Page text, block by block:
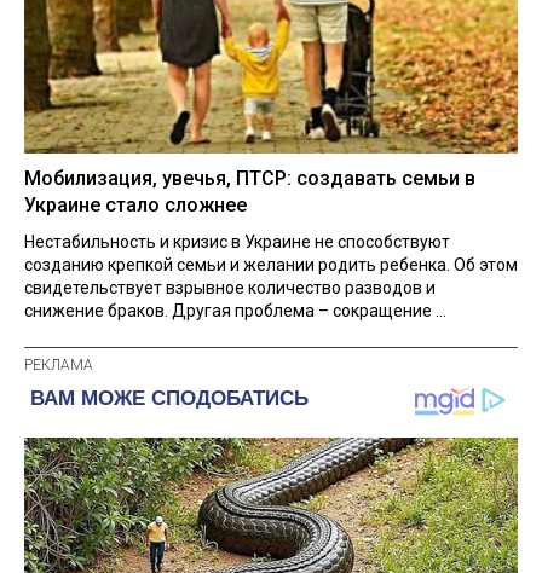
Мобилизация, увечья, ПТСР: создавать семьи в
Украине стало сложнее
Нестабильность и кризис в Украине не способствуют
созданию крепкой семьи и желании родить ребенка. Об этом
свидетельствует взрывное количество разводов и
снижение браков. Другая проблема – сокращение ...